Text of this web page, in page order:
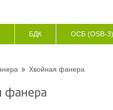
БДК ОСБ (OSB-3)
Хвойная фанера
фанера